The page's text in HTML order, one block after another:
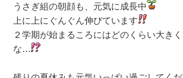
うさぎ組の朝顔も、元気に成長中
上に上にぐんぐん伸びています
２学期が始まるころにはどのくらい大き
な…